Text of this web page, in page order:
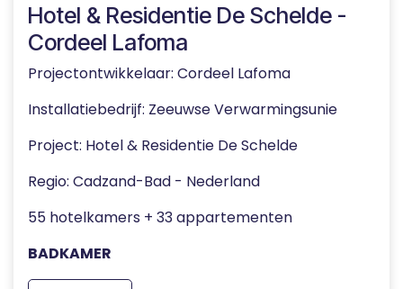
Hotel & Residentie De Schelde -
Cordeel Lafoma
Projectontwikkelaar: Cordeel Lafoma
Installatiebedrijf: Zeeuwse Verwarmingsunie
Project: Hotel & Residentie De Schelde
Regio: Cadzand-Bad - Nederland
55 hotelkamers + 33 appartementen
BADKAMER